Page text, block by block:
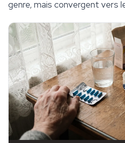
genre, mais convergent vers